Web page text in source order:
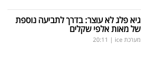
גיא פלג לא עוצר: בדרך לתביעה נוספת
של מאות אלפי שקלים
מערכת ice |
20:11